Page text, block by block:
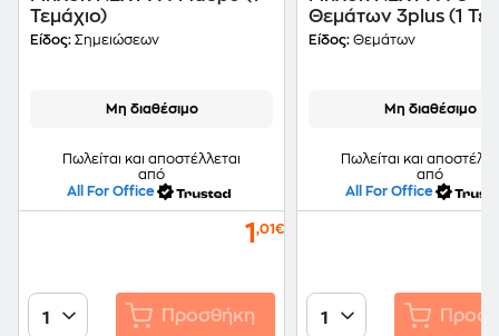
Τεμάχιο)
Είδος: Σημειώσεων
Μη διαθέσιμο
Πωλείται και αποστέλλεται
από
All For Office
1 ,01€
1 Προσθήκη
Θεμάτων 3plus (1
Είδος: Θεμάτων
Μη διαθέσιμο
Πωλείται και
από
All For Office
1